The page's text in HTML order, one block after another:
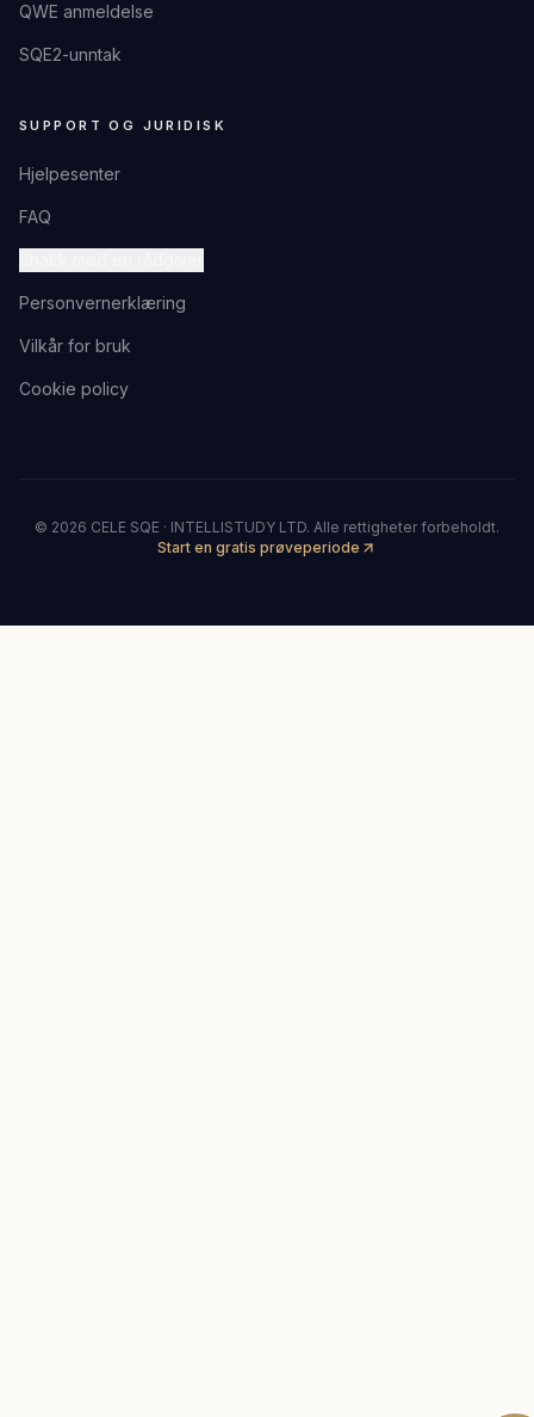
QWE anmeldelse
SQE2-unntak
SUPPORT OG JURIDISK
Hjelpesenter
FAQ
Personvernerklæring
Vilkår for bruk
Cookie policy
© 2026 CELE SQE · INTELLISTUDY LTD. Alle rettigheter forbeholdt.
Start en gratis prøveperiode